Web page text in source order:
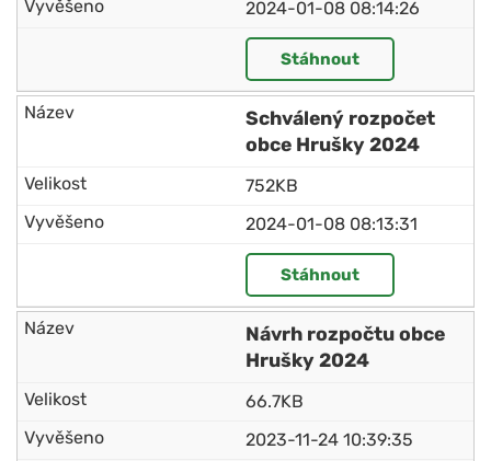
2024-01-08 08:14:26
Stáhnout
Schválený rozpočet
obce Hrušky 2024
752KB
2024-01-08 08:13:31
Stáhnout
Návrh rozpočtu obce
Hrušky 2024
66.7KB
2023-11-24 10:39:35